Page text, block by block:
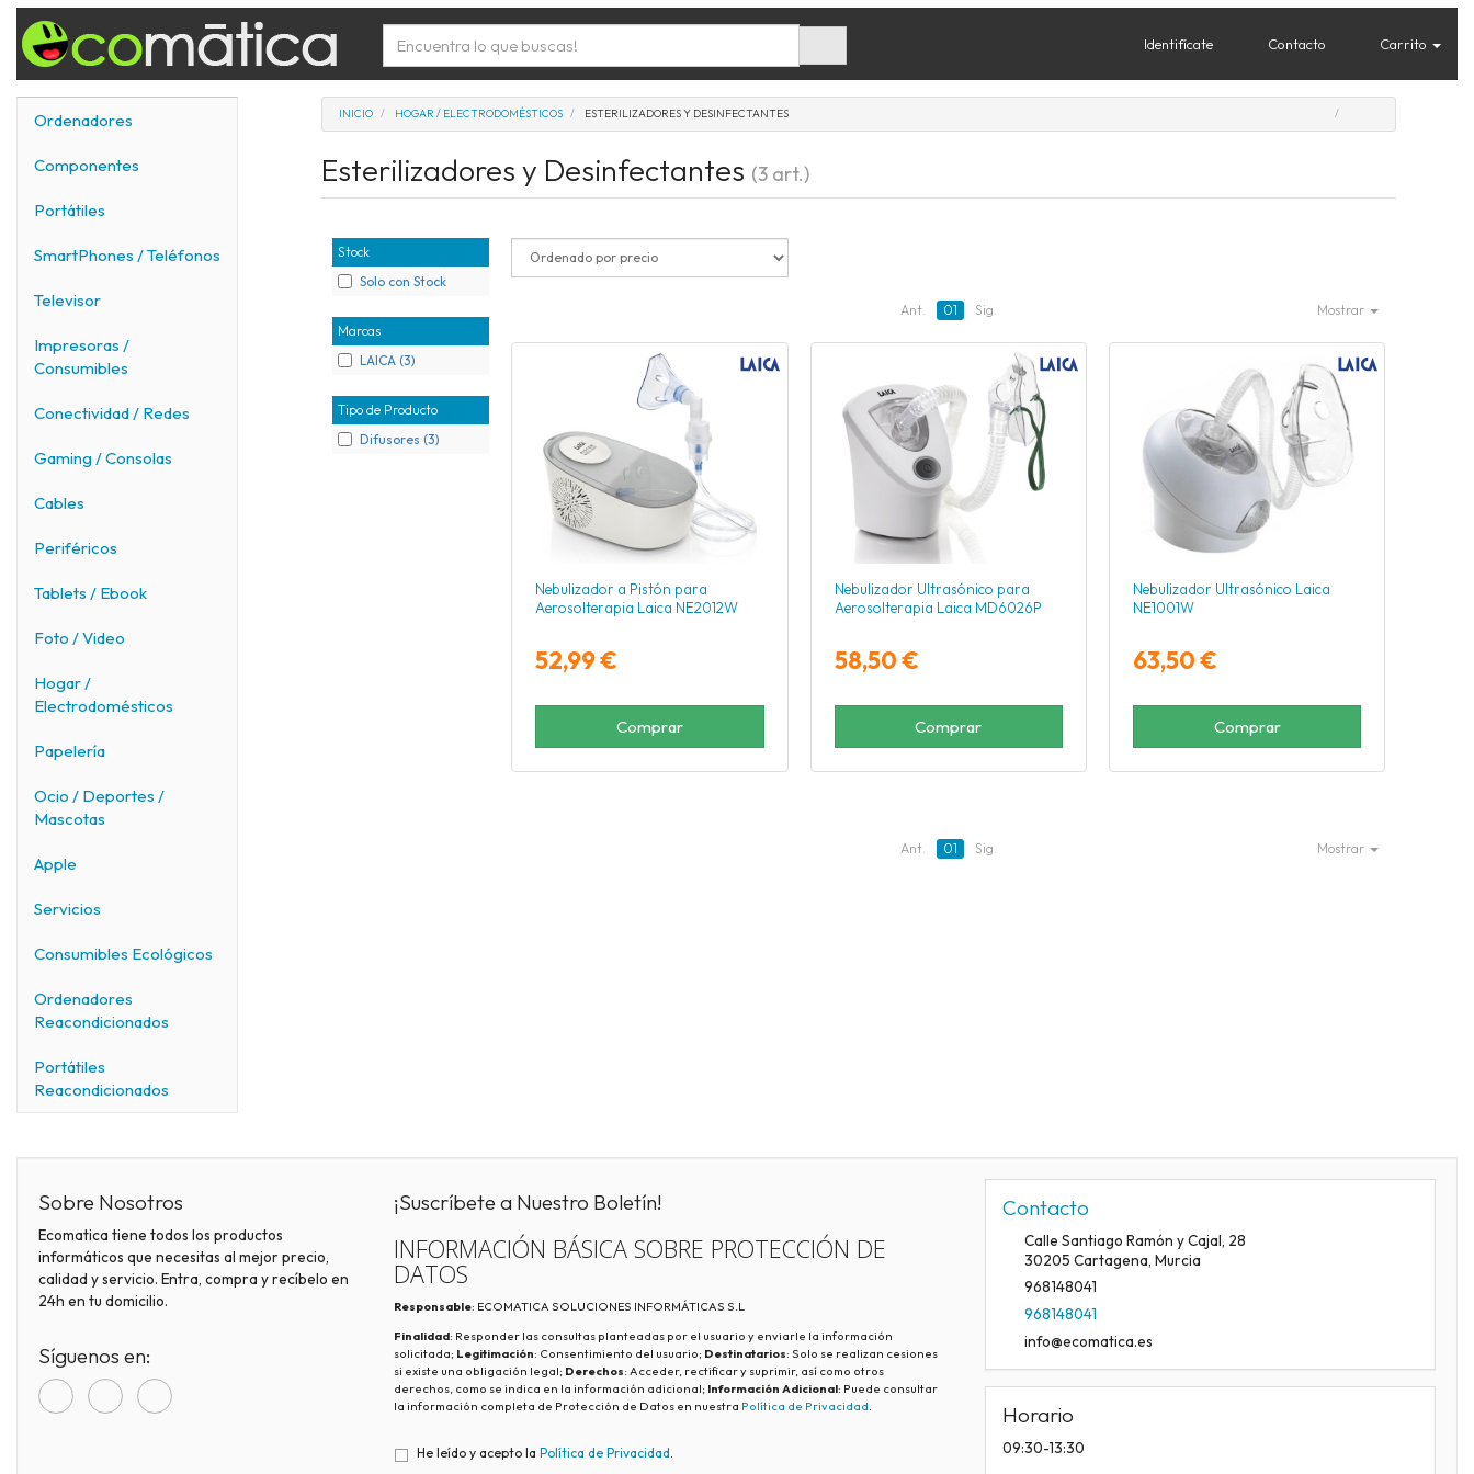
Identifícate Contacto Carrito
Ordenadores
Componentes
Portátiles
SmartPhones / Teléfonos
Televisor
Impresoras /
Consumibles
Conectividad / Redes
Gaming / Consolas
Cables
Periféricos
Tablets / Ebook
Foto / Video
Hogar /
Electrodomésticos
Papelería
Ocio / Deportes /
Mascotas
Apple
Servicios
Consumibles Ecológicos
Ordenadores
Reacondicionados
Portátiles
Reacondicionados
INICIO HOGAR / ELECTRODOMÉSTICOS ESTERILIZADORES Y DESINFECTANTES
Esterilizadores y Desinfectantes (3 art.)
Stock
Solo con Stock
Marcas
LAICA (3)
Tipo de Producto
Difusores (3)
Ant. 01 Sig. Mostrar
Nebulizador a Pistón para
Aerosolterapia Laica NE2012W
52,99 €
Comprar
Nebulizador Ultrasónico para
Aerosolterapia Laica MD6026P
58,50 €
Comprar
Nebulizador Ultrasónico Laica
NE1001W
63,50 €
Comprar
Ant. 01 Sig. Mostrar
Sobre Nosotros
Ecomatica tiene todos los productos
informáticos que necesitas al mejor precio,
calidad y servicio. Entra, compra y recíbelo en
24h en tu domicilio.
Síguenos en:
¡Suscríbete a Nuestro Boletín!
INFORMACIÓN BÁSICA SOBRE PROTECCIÓN DE
DATOS
Responsable: ECOMATICA SOLUCIONES INFORMÁTICAS S.L
Finalidad: Responder las consultas planteadas por el usuario y enviarle la información
solicitada; Legitimación: Consentimiento del usuario; Destinatarios: Solo se realizan cesiones
si existe una obligación legal; Derechos: Acceder, rectificar y suprimir, así como otros
derechos, como se indica en la información adicional; Información Adicional: Puede consultar
la información completa de Protección de Datos en nuestra Política de Privacidad
He leído y acepto la Política de Privacidad.
Contacto
Calle Santiago Ramón y Cajal, 28
30205 Cartagena, Murcia
968148041
968148041
info@ecomatica.es
Horario
09:30-13:30